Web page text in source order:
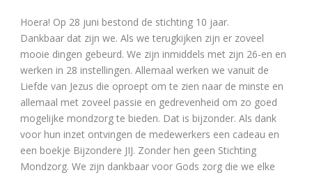
Hoera! Op 28 juni bestond de stichting 10 jaar.
Dankbaar dat zijn we. Als we terugkijken zijn er zoveel
mooie dingen gebeurd. We zijn inmiddels met zijn 26-en en
werken in 28 instellingen. Allemaal werken we vanuit de
Liefde van Jezus die oproept om te zien naar de minste en
allemaal met zoveel passie en gedrevenheid om zo goed
mogelijke mondzorg te bieden. Dat is bijzonder. Als dank
voor hun inzet ontvingen de medewerkers een cadeau en
een boekje Bijzondere JIJ. Zonder hen geen Stichting
Mondzorg. We zijn dankbaar voor Gods zorg die we elke